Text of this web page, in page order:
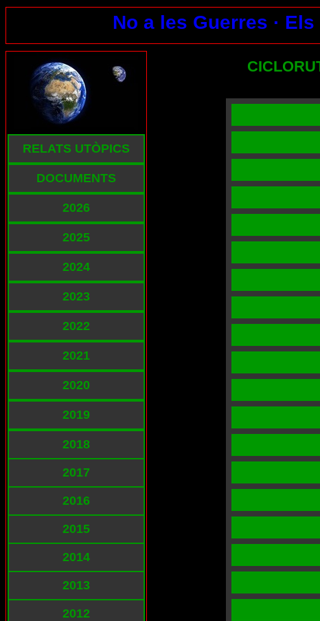
No a les Guerres · Els
RELATS UTÒPICS
DOCUMENTS
2026
2025
2024
2023
2022
2021
2020
2019
2018
2017
2016
2015
2014
2013
2012